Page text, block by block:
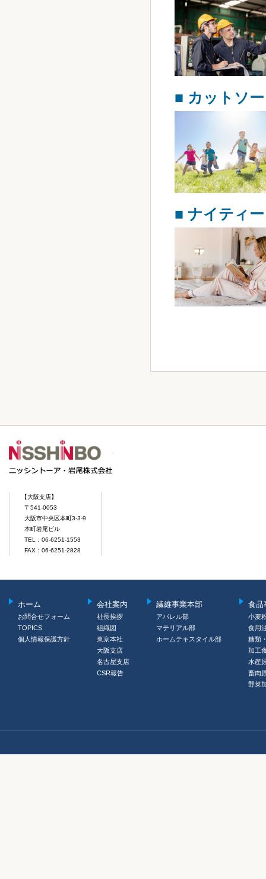
■ カットソー
■ ナイティー
【大阪支店】
〒541-0053
大阪市中央区本町3-3-9
本町岩尾ビル
TEL：06-6251-1553
FAX：06-6251-2828
ホーム
お問合せフォーム
TOPICS
個人情報保護方針
会社案内
社長挨拶
組織図
東京本社
大阪支店
名古屋支店
CSR報告
繊維事業本部
アパレル部
マテリアル部
ホームテキスタイル部
食品
小麦
食用
糖類
加工
水産
畜肉
野菜